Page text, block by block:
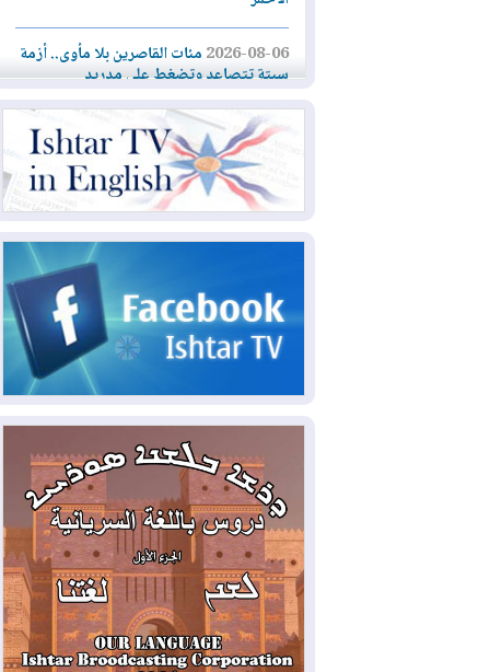
2026-08-06مئات القاصرين بلا مأوى.. أزمة
سبتة تتصاعد وتضغط على مدريد
2026-08-05
لمدة عام.. بدء توريد 100
مليون قدم مكعب يومياً من غاز كورمور في
إقليم كوردستان إلى وزارة الكهرباء العراقية
ملامح أخطر التحديات التي تواجه العراق
2026-08-05
حرائق فرنسا.. توقيف 402
شخص بينهم 156 قاصرا منذ بداية موسم
الحرائق
2026-08-04سومو: إنتاج النفط في إقليم
كوردستان انخفض إلى أقل من 10%
2026-08-04ملفات حقبة الكاظمي تعود إلى
الواجهة.. أنباء عن مراجعات قضائية
وتحقيقات أوسع في قضايا فساد
2026-08-04بيترو يشكو تزوير الانتخابات
الرئاسية ويحذر من "حرب أهلية" في
كولومبيا